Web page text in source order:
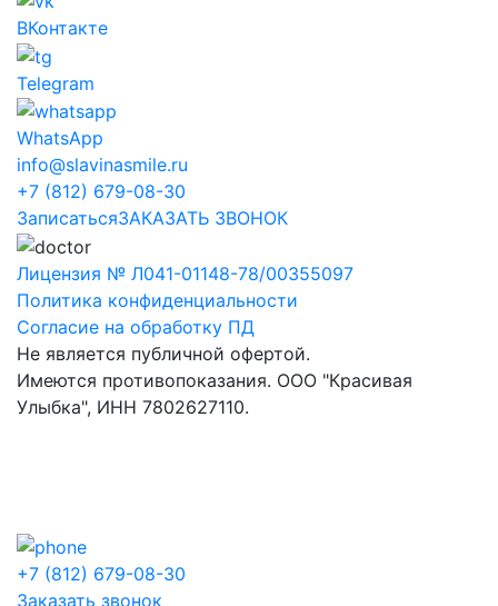
ВКонтакте
Telegram
WhatsApp
info@slavinasmile.ru
+7 (812) 679-08-30
ЗаписатьсяЗАКАЗАТЬ ЗВОНОК
Лицензия № Л041-01148-78/00355097
Политика конфиденциальности
Согласие на обработку ПД
Не является публичной офертой.
Имеются противопоказания. ООО "Красивая
Улыбка", ИНН 7802627110.
+7 (812) 679-08-30
Заказать звонок